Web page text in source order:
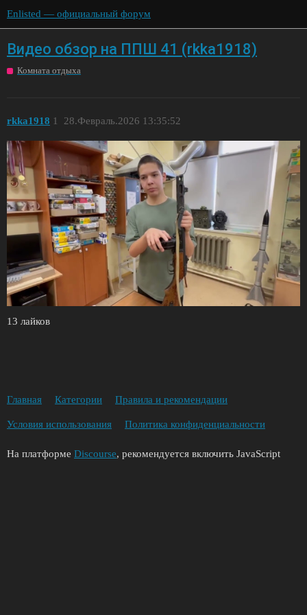
Enlisted — официальный форум
Видео обзор на ППШ 41 (rkka1918)
Комната отдыха
rkka1918 28.Февраль.2026 13:35:52
1
13 лайков
Главная Категории Правила и рекомендации
Условия использования Политика конфиденциальности
На платформе Discourse, рекомендуется включить JavaScript